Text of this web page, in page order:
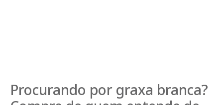
Procurando por graxa branca?